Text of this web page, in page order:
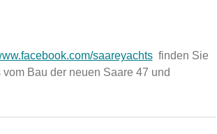
saareyachtsfinden Sie
Bau der neuen Saare 47 und